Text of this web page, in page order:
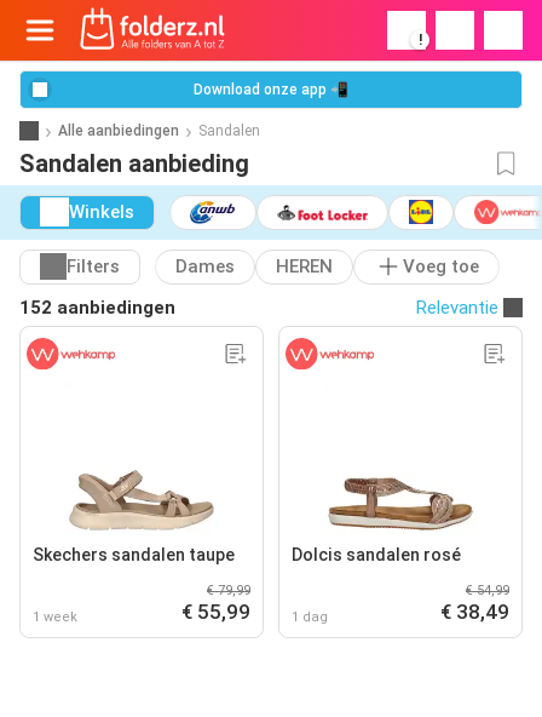
!
Download onze app 📲
Alle aanbiedingen Sandalen
Sandalen aanbieding
Winkels
Filters Dames HEREN
Voeg toe
152 aanbiedingen
Relevantie
Skechers sandalen taupe
1 week
€ 79,99
€ 55,99
Dolcis sandalen rosé
1 dag
€ 54,99
€ 38,49